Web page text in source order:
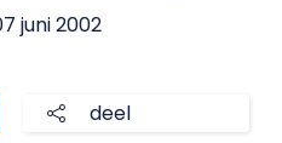
juni 2002
deel